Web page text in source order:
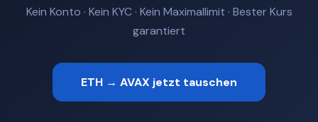
Kein Konto · Kein KYC · Kein Maximallimit · Bester Kurs
garantiert
ETH → AVAX jetzt tauschen